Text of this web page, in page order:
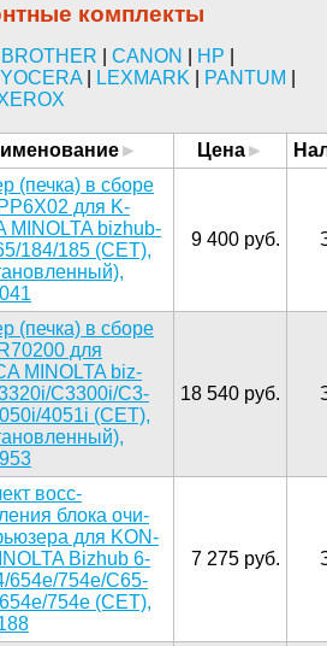
комплекты
BROTHER CANON HP
| LEXMARK PANTUM
Цена
(п­ечка) в сб­оре
для K­
MINO­LTA bizhub­
1­84/185 (CE­T),
9 400 руб.
(печка) в­ сборе
дл­я
M­INOLTA biz­
C3300i/C3­
4051i (CE­T),
18 540 руб.
восс­
блока очи­
для KON­
Bizhub 6­
654­e/754e/C65­
754e (CET­),
7 275 руб.